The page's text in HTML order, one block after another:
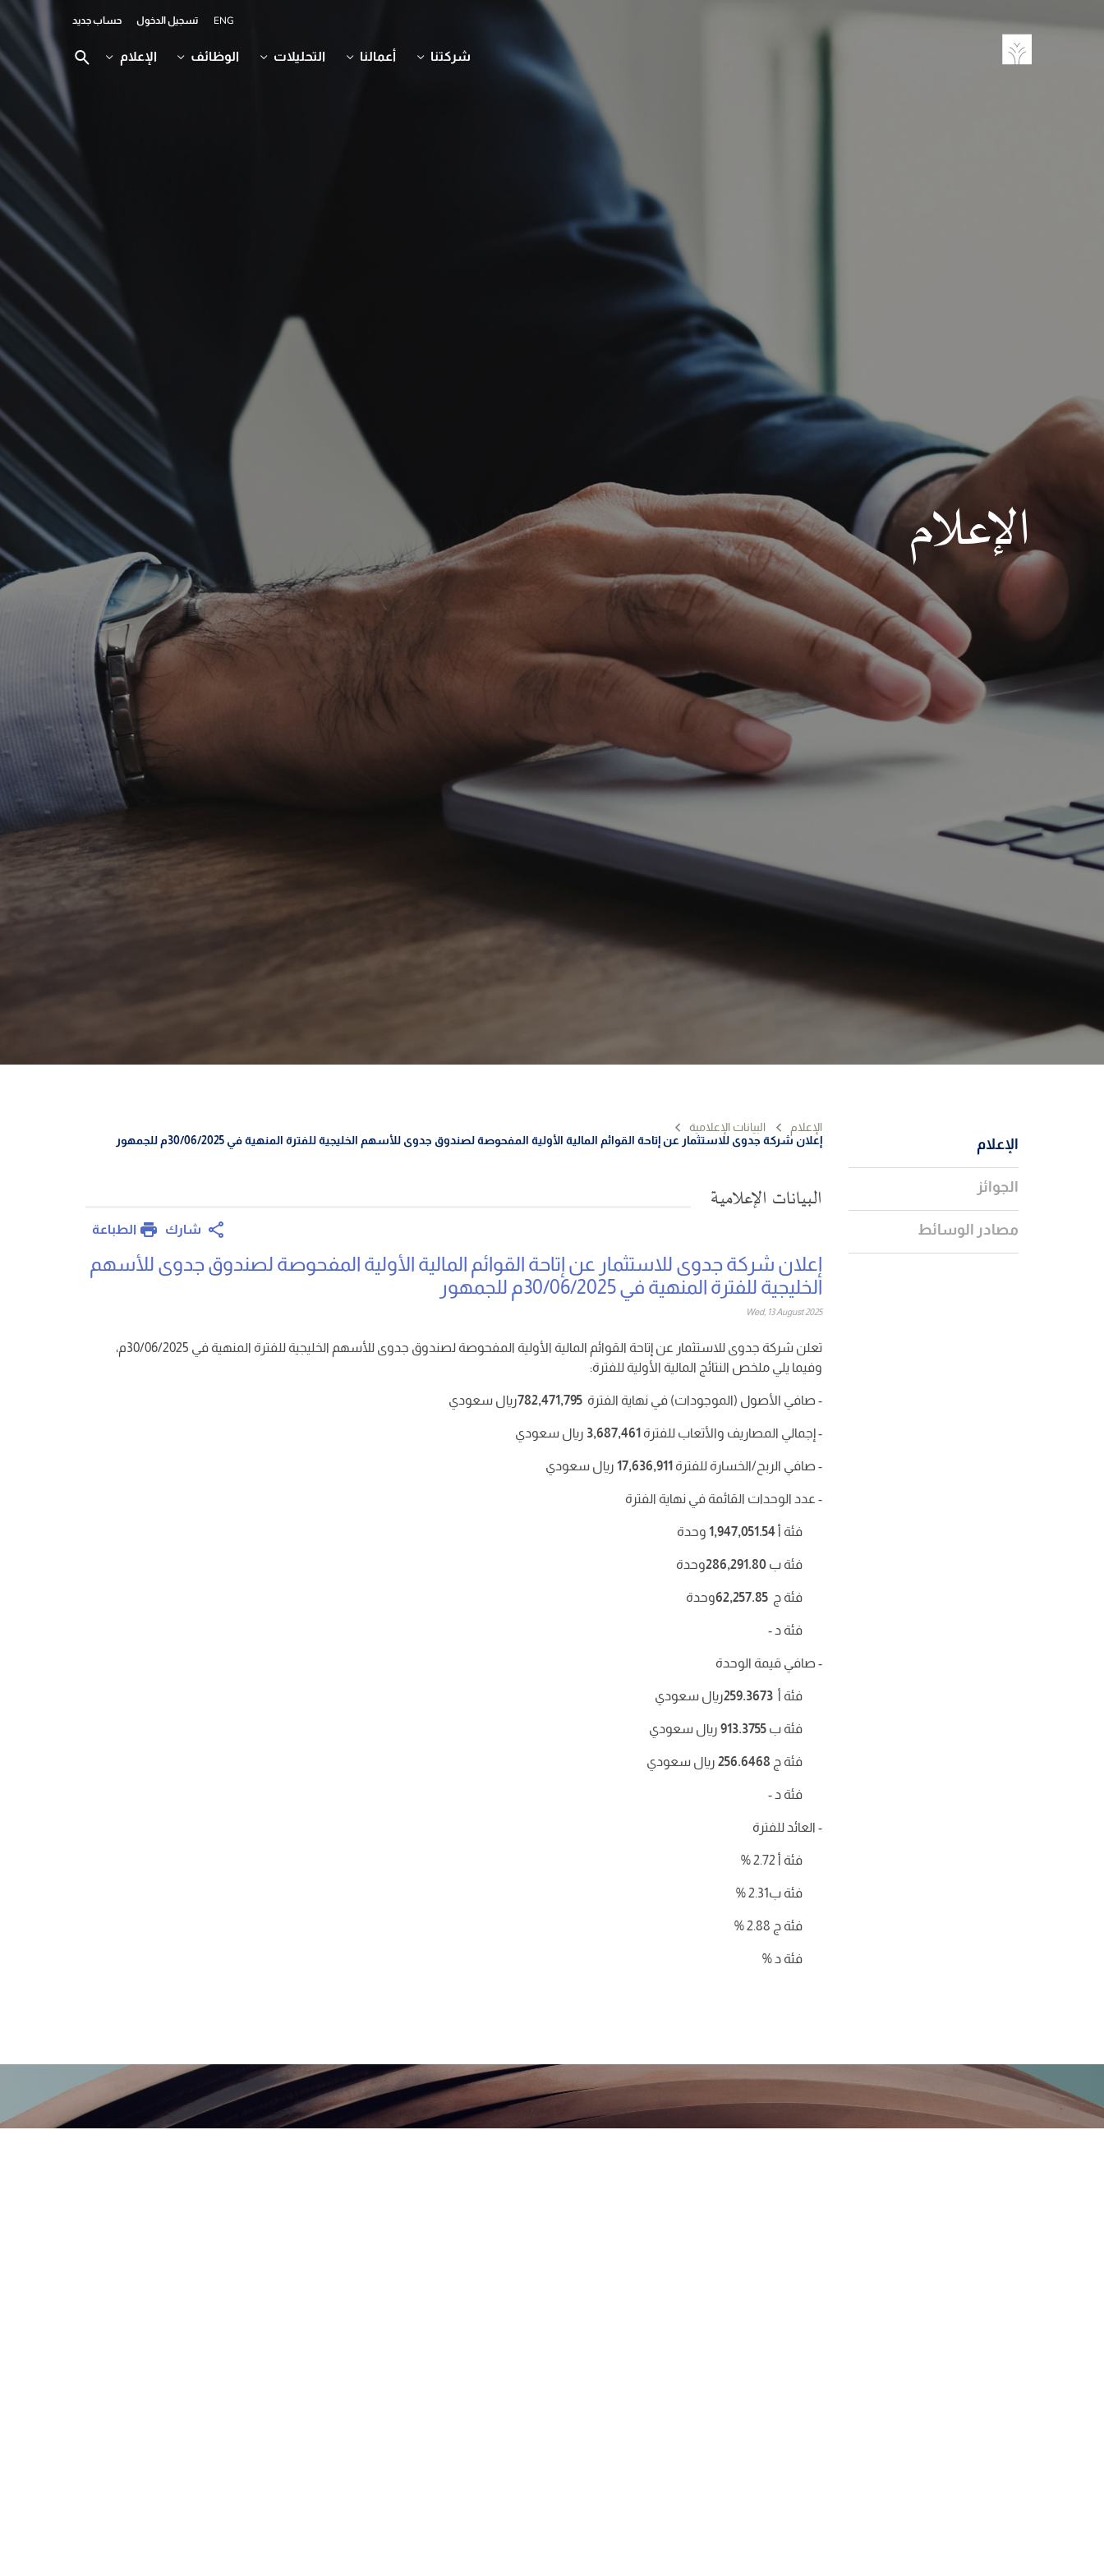
ENG تسجيل الدخول حساب جديد
شركتنا أعمالنا التحليلات الوظائف الإعلام
الإعلام
الإعلام
الجوائز
مصادر الوسائط
الإعلام
البيانات الإعلامية
إعلان شركة جدوى للاستثمار عن إتاحة القوائم المالية الأولية المفحوصة لصندوق جدوى للأسهم الخليجية للفترة المنهية في 30/06/2025م للجمهور
البيانات الإعلامية
شارك الطباعة
إعلان شركة جدوى للاستثمار عن إتاحة القوائم المالية الأولية المفحوصة لصندوق جدوى للأسهم
الخليجية للفترة المنهية في 30/06/2025م للجمهور
Wed, 13 August 2025
تعلن شركة جدوى للاستثمار عن إتاحة القوائم المالية الأولية المفحوصة لصندوق جدوى للأسهم الخليجية للفترة المنهية في 30/06/ 2025
م،
وفيما يلي ملخص النتائج المالية الأولية للفترة:
- صافي الأصول (الموجودات) في نهاية الفترة 782,471,795ريال سعودي
- إجمالي المصاريف والأتعاب للفترة 3,687,461 ريال سعودي
- صافي الربح/الخسارة للفترة 17,636,911ريال سعودي
- عدد الوحدات القائمة في نهاية الفترة
فئة أ1,947,051.54 وحدة
فئة ب 286,291.80وحدة
فئة ج 62,257.85وحدة
فئة د -
- صافي قيمة الوحدة
فئة أ 259.3673ريال سعودي
فئة ب 913.3755ريال سعودي
فئة ج 256.6468ريال سعودي
فئة د -
- العائد للفترة
فئة أ 2.72 %
فئة ب2.31 %
فئة ج 2.88 %
فئة د %